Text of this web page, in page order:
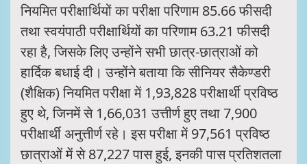
नियमित परीक्षार्थियों का परीक्षा परिणाम 85.66 फीसदी
तथा स्वयंपाठी परीक्षार्थियों का परिणाम 63.21 फीसदी
रहा है, जिसके लिए उन्होंने सभी छात्र-छात्राओं को
हार्दिक बधाई दी। उन्होंने बताया कि सीनियर सैकेण्डरी
(शैक्षिक) नियमित परीक्षा में 1,93,828 परीक्षार्थी प्रविष्ठ
हुए थे, जिनमें से 1,66,031 उत्तीर्ण हुए तथा 7,900
परीक्षार्थी अनुत्तीर्ण रहे। इस परीक्षा में 97,561 प्रविष्ठ
छात्राओं में से 87,227 पास हुई, इनकी पास प्रतिशतला